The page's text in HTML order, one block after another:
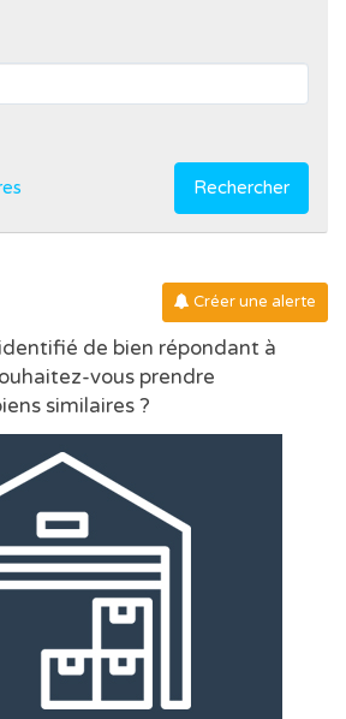
Rechercher
Créer une alerte
identifié de bien répondant à
vous prendre
similaires ?